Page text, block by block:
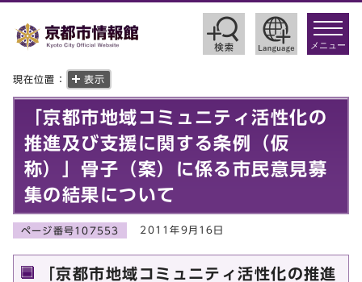
toggle
メニュー
現在位置： 表示
「京都市地域コミュニティ活性化の
推進及び支援に関する条例（仮
称）」骨子（案）に係る市民意見募
集の結果について
ページ番号107553 2011年9月16日
「京都市地域コミュニティ活性化の推進